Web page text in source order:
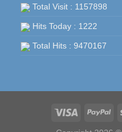
Total Visit : 1157898
Hits Today : 1222
Total Hits : 9470167